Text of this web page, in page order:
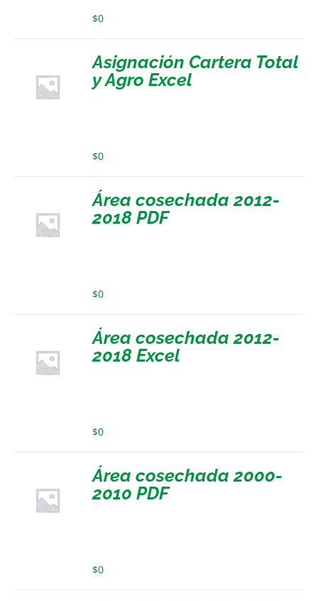
$0
Asignación Cartera Total
y Agro Excel
$0
Área cosechada 2012-
2018 PDF
$0
Área cosechada 2012-
2018 Excel
$0
Área cosechada 2000-
2010 PDF
$0